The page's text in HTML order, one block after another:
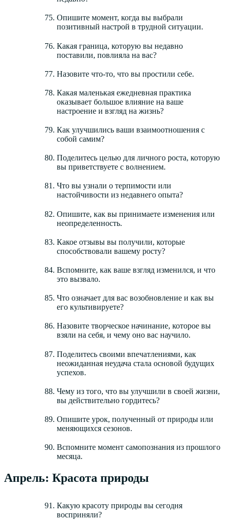
Опишите момент, когда вы выбрали
позитивный настрой в трудной ситуации.
Какая граница, которую вы недавно
поставили, повлияла на вас?
Назовите что-то, что вы простили себе.
Какая маленькая ежедневная практика
оказывает большое влияние на ваше
настроение и взгляд на жизнь?
Как улучшились ваши взаимоотношения с
собой самим?
Поделитесь целью для личного роста, которую
вы приветствуете с волнением.
Что вы узнали о терпимости или
настойчивости из недавнего опыта?
Опишите, как вы принимаете изменения или
неопределенность.
Какое отзывы вы получили, которые
способствовали вашему росту?
Вспомните, как ваше взгляд изменился, и что
это вызвало.
Что означает для вас возобновление и как вы
его культивируете?
Назовите творческое начинание, которое вы
взяли на себя, и чему оно вас научило.
Поделитесь своими впечатлениями, как
неожиданная неудача стала основой будущих
успехов.
Чему из того, что вы улучшили в своей жизни,
вы действительно гордитесь?
Опишите урок, полученный от природы или
меняющихся сезонов.
Вспомните момент самопознания из прошлого
месяца.
Апрель: Красота природы
Какую красоту природы вы сегодня
восприняли?